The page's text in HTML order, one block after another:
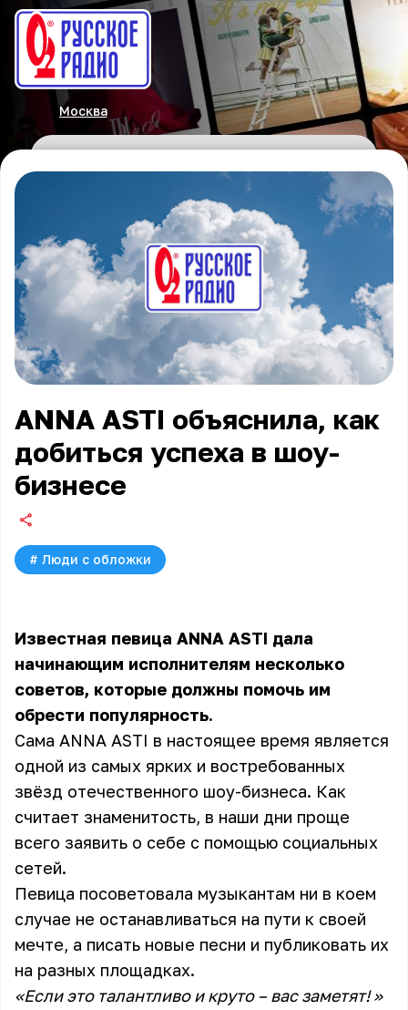
Москва
ANNA ASTI объяснила, как
добиться успеха в шоу-
бизнесе
# Люди с обложки
Известная певица ANNA ASTI дала
начинающим исполнителям несколько
советов, которые должны помочь им
обрести популярность.
Сама ANNA ASTI в настоящее время является
одной из самых ярких и востребованных
звёзд отечественного шоу-бизнеса. Как
считает знаменитость, в наши дни проще
всего заявить о себе с помощью социальных
сетей.
Певица посоветовала музыкантам ни в коем
случае не останавливаться на пути к своей
мечте, а писать новые песни и публиковать их
на разных площадках.
«Если это талантливо и круто – вас заметят! »